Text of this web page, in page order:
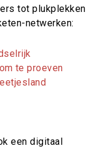
tot plukplekken
netwerken:
te proeven
een digitaal